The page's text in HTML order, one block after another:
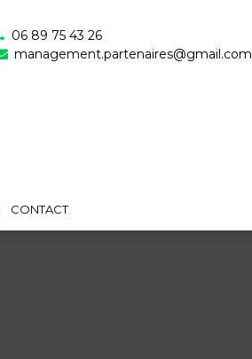
06 89 75 43 26
management.partenaires@gmail.com
CONTACT